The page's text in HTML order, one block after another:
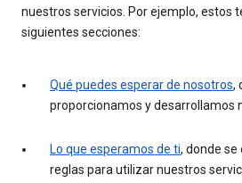
nuestros servicios. Por ejemplo, estos
siguientes secciones:
Qué puedes esperar de nosotros,
proporcionamos y desarrollamos
Lo que esperamos de ti, donde
reglas para utilizar nuestros